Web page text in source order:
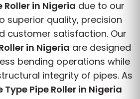
Roller in Nigeria due to our
superior quality, precision
customer satisfaction. Our
in Nigeria are designed
bending operations while
integrity of pipes. As
Type Pipe Roller in Nigeria